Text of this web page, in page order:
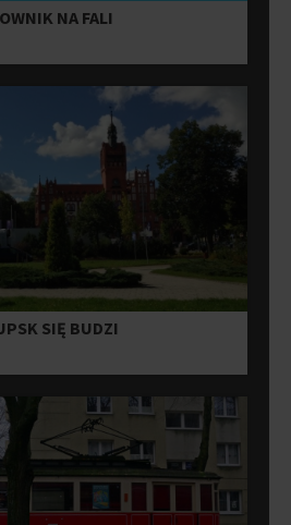
NA FALI
SIĘ BUDZI